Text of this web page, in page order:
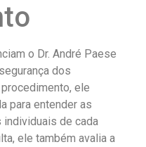
o Dr. André Paese
dos
ele
para entender as
de cada
ele também avalia a